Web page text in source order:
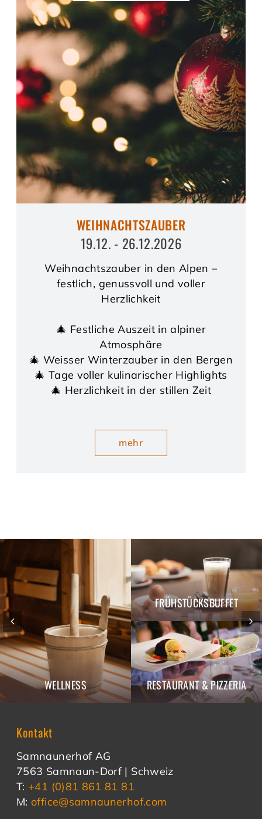
WEIHNACHTSZAUBER
19.12. - 26.12.2026
Weihnachtszauber in den Alpen –
festlich, genussvoll und voller
Herzlichkeit
🎄 Festliche Auszeit in alpiner
Atmosphäre
🎄 Weisser Winterzauber in den Bergen
🎄 Tage voller kulinarischer Highlights
🎄 Herzlichkeit in der stillen Zeit
mehr
WELLNESS
FRÜHSTÜCKSBUFFET
RESTAURANT & PIZZERIA
Kontakt
Samnaunerhof AG
7563 Samnaun-Dorf | Schweiz
T: +41 (0)81 861 81 81
M: office@samnaunerhof.com